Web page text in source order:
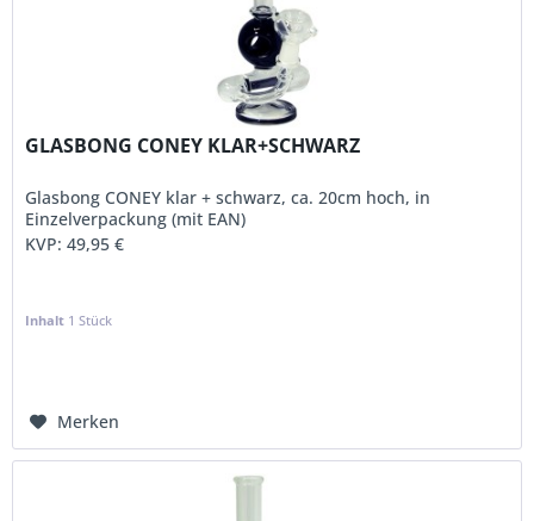
GLASBONG CONEY KLAR+SCHWARZ
Glasbong CONEY klar + schwarz, ca. 20cm hoch, in
Einzelverpackung (mit EAN)
KVP: 49,95 €
Inhalt 1 Stück
Merken